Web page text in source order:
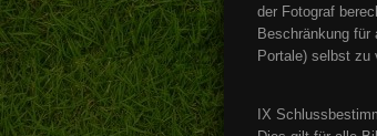
der Fotograf
Beschränkung
Portale) selbst zu
IX